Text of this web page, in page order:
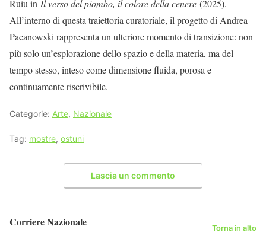
Ruiu in Il verso del piombo, il colore della cenere (2025).
All’interno di questa traiettoria curatoriale, il progetto di Andrea
Pacanowski rappresenta un ulteriore momento di transizione: non
più solo un’esplorazione dello spazio e della materia, ma del
tempo stesso, inteso come dimensione fluida, porosa e
continuamente riscrivibile.
Categorie: Arte, Nazionale
Tag: mostre, ostuni
Lascia un commento
Corriere Nazionale Torna in alto